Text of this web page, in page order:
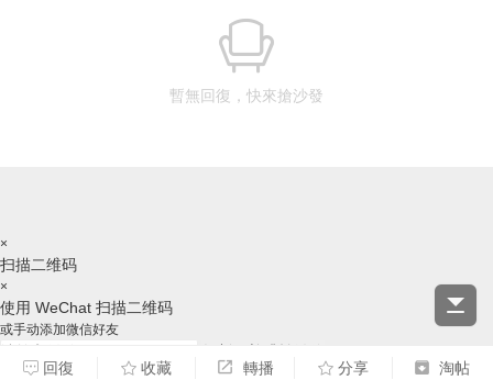
暫無回復，快來搶沙發
回復 收藏 轉播 分享 淘帖
×
扫描二维码
×
使用 WeChat 扫描二维码
或手动添加微信好友